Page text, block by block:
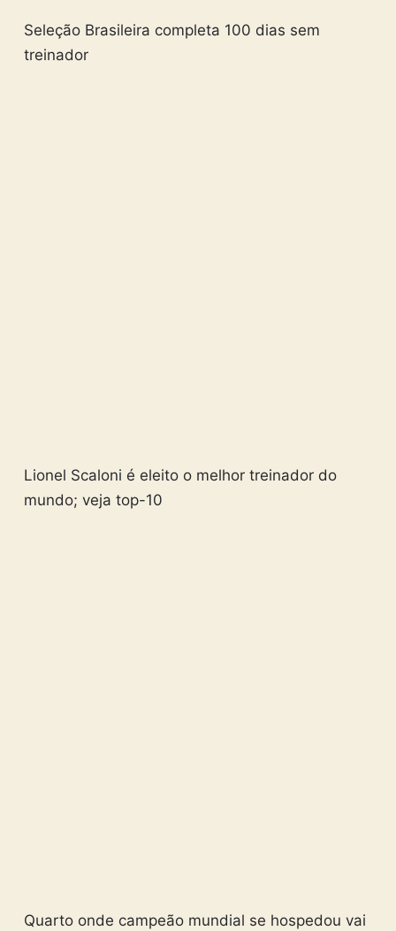
Seleção Brasileira completa 100 dias sem
treinador
Lionel Scaloni é eleito o melhor treinador do
mundo; veja top-10
Quarto onde campeão mundial se hospedou vai